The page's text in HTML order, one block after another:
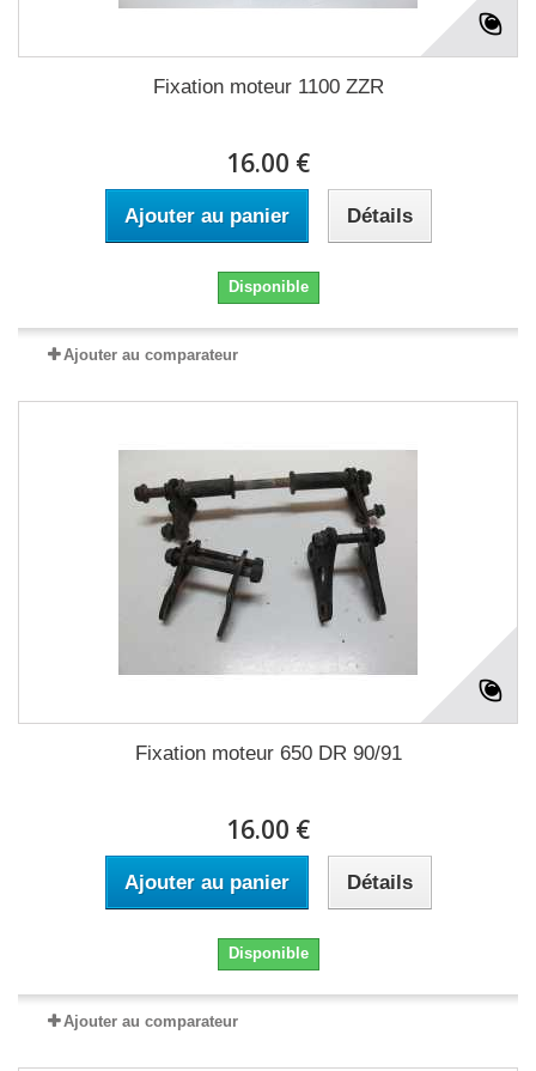
Fixation moteur 1100 ZZR
16.00 €
Ajouter au panier Détails
Disponible
Ajouter au comparateur
Fixation moteur 650 DR 90/91
16.00 €
Ajouter au panier Détails
Disponible
Ajouter au comparateur